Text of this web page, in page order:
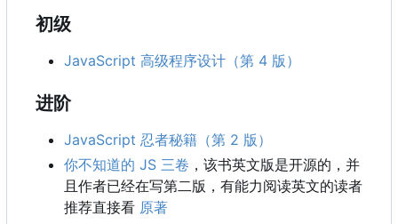
初级
JavaScript 高级程序设计（第 4 版）
进阶
JavaScript 忍者秘籍（第 2 版）
你不知道的 JS 三卷 ，该书英文版是开源的，并
且作者已经在写第二版，有能力阅读英文的读者
推荐直接看 原著